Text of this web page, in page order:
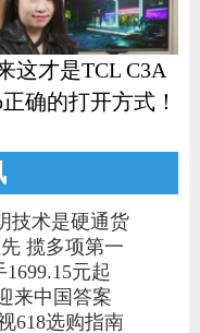
这才是TCL C3A
正确的打开方式！
技术是硬通货
揽多项第一
元起
来中国答案
618选购指南